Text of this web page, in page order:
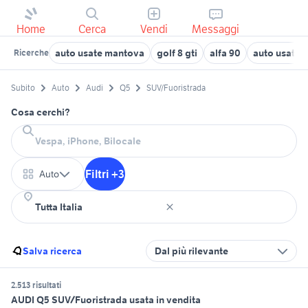
Home Cerca Vendi Messaggi
Ricerche auto usate mantova golf 8 gti alfa 90 auto usate
Subito Auto Audi Q5 SUV/Fuoristrada
Cosa cerchi?
Auto Filtri +3
Salva ricerca Dal più rilevante
2.513 risultati
AUDI Q5 SUV/Fuoristrada usata in vendita